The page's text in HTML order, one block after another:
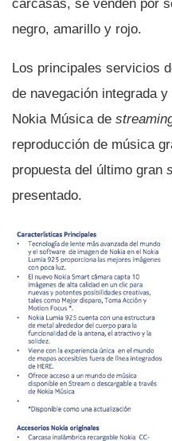
carcasas, se venden por
negro, amarillo y rojo.
Los principales servicios
de navegación integrada
Nokia Música de
reproducción de música
propuesta del último gran
presentado.